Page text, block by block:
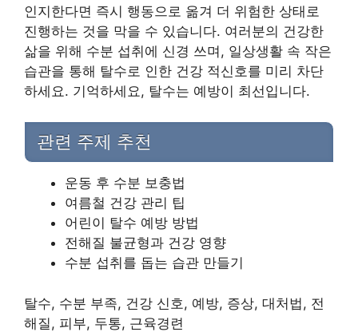
인지한다면 즉시 행동으로 옮겨 더 위험한 상태로
진행하는 것을 막을 수 있습니다. 여러분의 건강한
삶을 위해 수분 섭취에 신경 쓰며, 일상생활 속 작은
습관을 통해 탈수로 인한 건강 적신호를 미리 차단
하세요. 기억하세요, 탈수는 예방이 최선입니다.
관련 주제 추천
운동 후 수분 보충법
여름철 건강 관리 팁
어린이 탈수 예방 방법
전해질 불균형과 건강 영향
수분 섭취를 돕는 습관 만들기
탈수, 수분 부족, 건강 신호, 예방, 증상, 대처법, 전
해질, 피부, 두통, 근육경련